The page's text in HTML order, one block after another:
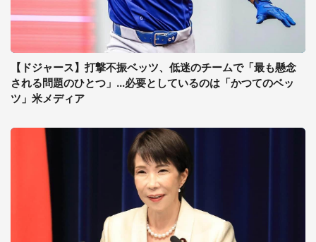
【ドジャース】打撃不振ベッツ、低迷のチームで「最も懸念
される問題のひとつ」...必要としているのは「かつてのベッ
ツ」米メディア